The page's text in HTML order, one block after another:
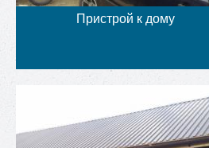
Пристрой к дому